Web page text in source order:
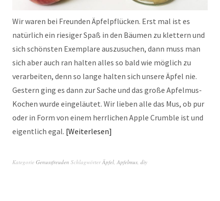
Wir waren bei Freunden Äpfelpflücken. Erst mal ist es
natürlich ein riesiger Spaß in den Bäumen zu klettern und
sich schönsten Exemplare auszusuchen, dann muss man
sich aber auch ran halten alles so bald wie möglich zu
verarbeiten, denn so lange halten sich unsere Äpfel nie.
Gestern ging es dann zur Sache und das große Apfelmus-
Kochen wurde eingeläutet. Wir lieben alle das Mus, ob pur
oder in Form von einem herrlichen Apple Crumble ist und
eigentlich egal. Weiterlesen
Kategorie Genussfreuden SchlagwörterÄpfel, Apfelmus, diy